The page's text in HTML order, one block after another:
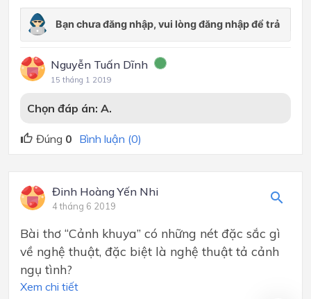
Nguyễn Tuấn Dĩnh
15 tháng 1 2019
Chọn đáp án: A.
Đúng 0 Bình luận (0)
Đinh Hoàng Yến Nhi
4 tháng 6 2019
Bài thơ “Cảnh khuya” có những nét đặc sắc gì
về nghệ thuật, đặc biệt là nghệ thuật tả cảnh
ngụ tình?
Xem chi tiết